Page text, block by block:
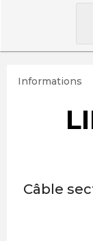
Informations
Câble